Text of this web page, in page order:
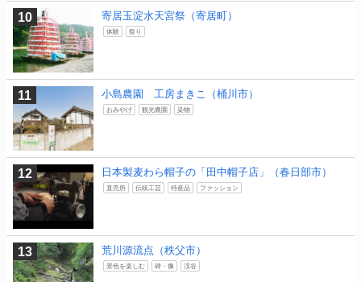
寄居玉淀水天宮祭（寄居町）
体験 祭り
小島農園 工房まきこ（桶川市）
おみやげ 観光農園 染物
日本製麦わら帽子の「田中帽子店」（春日部市）
直売所 伝統工芸 特産品 ファッション
荒川源流点（秩父市）
景色を楽しむ 碑・像 渓谷